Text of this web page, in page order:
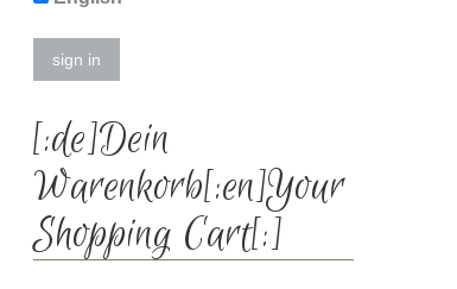
[:de]Dein
Warenkorb[:en]Your
Shopping Cart[:]